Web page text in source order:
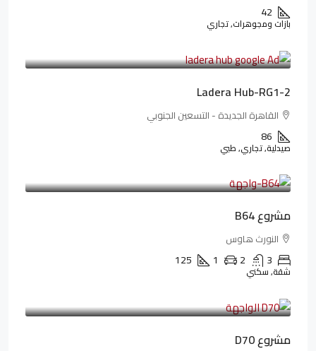
42
بازات ومجوهرات, تجاري
38,551,500LE
Ladera Hub-RG1-2
القاهرة الجديدة - التسعين الجنوبي
86
صيدلية, تجاري, طبي
3,125,000LE
مشروع B64
النورث هاوس
3
2
1
125
شقة, سكني
3,510,800LE
مشروع D70